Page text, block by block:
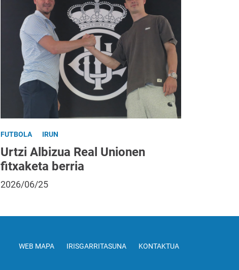
FUTBOLA IRUN
Urtzi Albizua Real Unionen
fitxaketa berria
2026/06/25
WEB MAPA IRISGARRITASUNA KONTAKTUA